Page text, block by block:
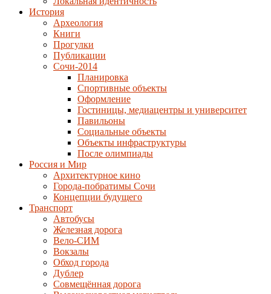
История
Археология
Книги
Прогулки
Публикации
Сочи-2014
Планировка
Спортивные объекты
Оформление
Гостиницы, медиацентры и университет
Павильоны
Социальные объекты
Объекты инфраструктуры
После олимпиады
Россия и Мир
Архитектурное кино
Города-побратимы Сочи
Концепции будущего
Транспорт
Автобусы
Железная дорога
Вело-СИМ
Вокзалы
Обход города
Дублер
Совмещённая дорога